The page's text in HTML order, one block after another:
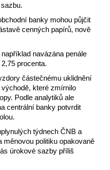
banky mohou půjčit
cenných papírů, nově
navázána penále
procenta.
částečnému uklidnění
které zmírnilo
Podle analytiků ale
centrální banky potvrdit
týdnech ČNB a
měnovou politiku opakovaně
úrokové sazby příliš